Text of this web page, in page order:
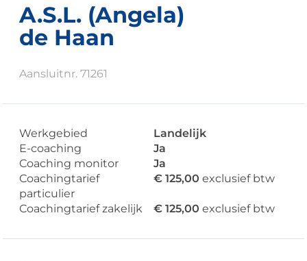
A.S.L. (Angela)
de Haan
Aansluitnr. 71261
Werkgebied
Landelijk
E-coaching
Ja
Coaching monitor
Ja
Coachingtarief
particulier
€ 125,00 exclusief btw
Coachingtarief zakelijk € 125,00 exclusief btw